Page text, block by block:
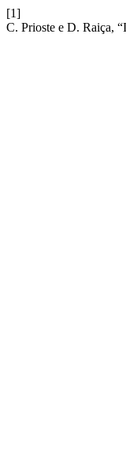
[1]
C. Prioste e D. Raiça,